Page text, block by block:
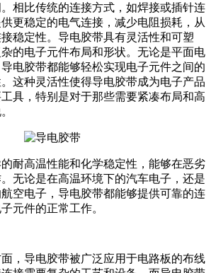
相比传统的连接方式，如焊接或插针连
更稳定的电气连接，减少电阻损耗，从
稳定性。导电胶带具有灵活性和可塑
的电子元件布局和形状。无论是平面电
电胶带都能够轻松实现电子元件之间的
这种灵活性使得导电胶带成为电子产品
具，特别是对于那些需要紧凑布局和高
耐高温性能和化学稳定性，能够在恶劣
无论是在高温环境下的汽车电子，还是
空电子，导电胶带都能够提供可靠的连
元件的正常工作。
，导电胶带被广泛应用于电路板的布线